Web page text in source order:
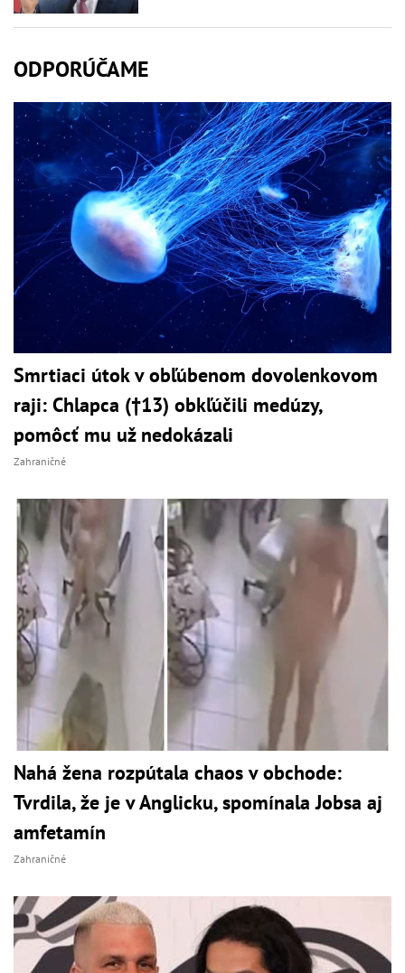
ODPORÚČAME
Smrtiaci útok v obľúbenom dovolenkovom
raji: Chlapca (†13) obkľúčili medúzy,
pomôcť mu už nedokázali
Zahraničné
Nahá žena rozpútala chaos v obchode:
Tvrdila, že je v Anglicku, spomínala Jobsa aj
amfetamín
Zahraničné